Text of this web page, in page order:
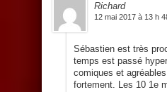
Richard
12 mai 2017 à 13 h
Sébastien est très
temps est passé
comiques et
fortement. Les 10 1e